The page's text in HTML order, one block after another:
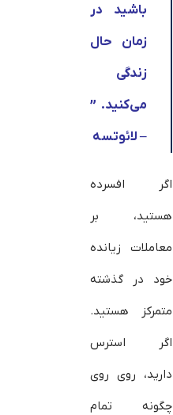
باشید در
زمان حال
زندگی
می‌کنید. ”
– لائوتسه
اگر افسرده
هستید، بر
معاملات زیانده
خود در گذشته
متمرکز هستید.
اگر استرس
دارید، روی روی
چگونه تمام